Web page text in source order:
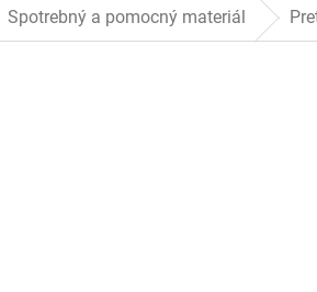
Spotrebný a pomocný materiál